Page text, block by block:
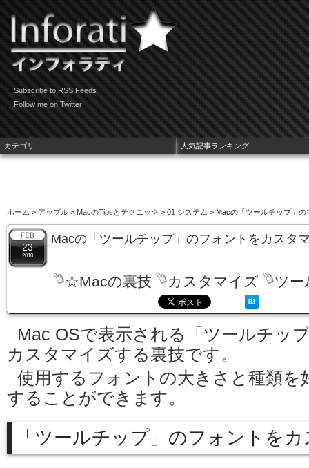
Subscribe to RSS Feeds
Follow me on Twitter
ホーム > アップル > MacのTipsとテクニック > 01 システム > Macの「ツールチップ」
23
2010
Macの「ツールチップ」のフォントをカスタ
☆Macの裏技 カスタマイズ ツー
Mac OSで表示される「ツールチッ
カスタマイズする裏技です。
使用するフォントの大きさと種類を
することができます。
「ツールチップ」のフォントを
カテゴリ 人気記事ランキング